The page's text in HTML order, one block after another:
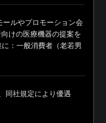
ールやプロモーション会
けの医療機器の提案を
：一般消費者（老若男
同社規定により優遇